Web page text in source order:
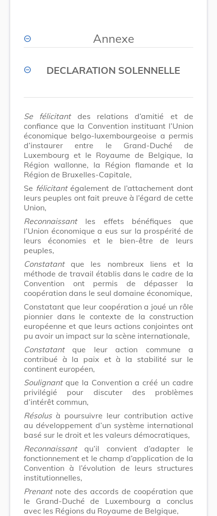
Annexe
DECLARATION SOLENNELLE
Se félicitantdes relations d’amitié et de
confiance que la Convention instituant l’Union
économique belgo-luxembourgeoise a permis
d’instaurer entre le Grand-Duché de
Luxembourg et le Royaume de Belgique, la
Région wallonne, la Région flamande et la
Région de Bruxelles-Capitale,
Se félicitantégalement de l’attachement dont
leurs peuples ont fait preuve à l’égard de cette
Union,
Reconnaissantles effets bénéfiques que
l’Union économique a eus sur la prospérité de
leurs économies et le bien-être de leurs
peuples,
Constatantque les nombreux liens et la
méthode de travail établis dans le cadre de la
Convention ont permis de dépasser la
coopération dans le seul domaine économique,
Constatant que leur coopération a joué un rôle
pionnier dans le contexte de la construction
européenne et que leurs actions conjointes ont
pu avoir un impact sur la scène internationale,
Constatantque leur action commune a
contribué à la paix et à la stabilité sur le
continent européen,
Soulignantque la Convention a créé un cadre
privilégié pour discuter des problèmes
d’intérêt commun,
Résolusà poursuivre leur contribution active
au développement d’un système international
basé sur le droit et les valeurs démocratiques,
Reconnaissantqu’il convient d’adapter le
fonctionnement et le champ d’application de la
Convention à l’évolution de leurs structures
institutionnelles,
Prenantnote des accords de coopération que
le Grand-Duché de Luxembourg a conclus
avec les Régions du Royaume de Belgique,